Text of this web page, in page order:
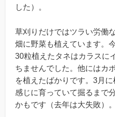
した）。
草刈りだけではツラい労働
畑に野菜も植えています。
30粒植えたタネはカラスに
ちませんでした。他にはカ
を植えたばかりです。3月
感じに育っていて掘るまで
かもです（去年は大失敗）。